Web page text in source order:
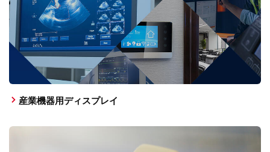
産業機器用ディスプレイ